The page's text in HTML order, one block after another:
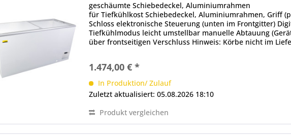
geschäumte Schiebedeckel, Aluminiumrahmen
für Tiefkühlkost Schiebedeckel, Aluminiumrahmen, Griff
Schloss elektronische Steuerung (unten im Frontgitter)
Tiefkühlmodus leicht umstellbar manuelle Abtauung
über frontseitigen Verschluss Hinweis: Körbe nicht im
1.474,00 € *
In Produktion/ Zulauf
Zuletzt aktualisiert: 05.08.2026 18:10
Produkt vergleichen